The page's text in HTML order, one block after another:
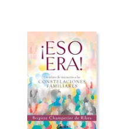
50%
dcto.